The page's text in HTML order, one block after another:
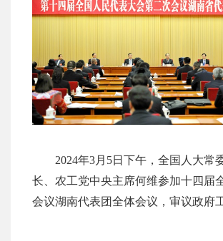
2024年3月5日下午，全国人大常
长、农工党中央主席何维参加十四届
会议湖南代表团全体会议，审议政府